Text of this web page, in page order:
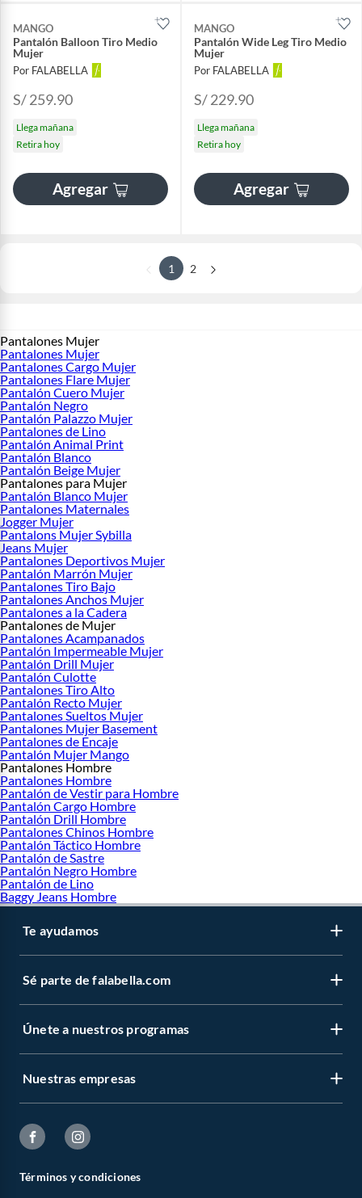
MANGO
Pantalón Balloon Tiro Medio
Mujer
Por FALABELLA
S/ 259.90
Llega mañana
Retira hoy
Agregar
MANGO
Pantalón Wide Leg Tiro Medio
Mujer
Por FALABELLA
S/ 229.90
Llega mañana
Retira hoy
Agregar
1 2
Pantalones Mujer
Pantalones Mujer
Pantalones Cargo Mujer
Pantalones Flare Mujer
Pantalón Cuero Mujer
Pantalón Negro
Pantalón Palazzo Mujer
Pantalones de Lino
Pantalón Animal Print
Pantalón Blanco
Pantalón Beige Mujer
Pantalones para Mujer
Pantalón Blanco Mujer
Pantalones Maternales
Jogger Mujer
Pantalons Mujer Sybilla
Jeans Mujer
Pantalones Deportivos Mujer
Pantalón Marrón Mujer
Pantalones Tiro Bajo
Pantalones Anchos Mujer
Pantalones a la Cadera
Pantalones de Mujer
Pantalones Acampanados
Pantalón Impermeable Mujer
Pantalón Drill Mujer
Pantalón Culotte
Pantalones Tiro Alto
Pantalón Recto Mujer
Pantalones Sueltos Mujer
Pantalones Mujer Basement
Pantalones de Encaje
Pantalón Mujer Mango
Pantalones Hombre
Pantalones Hombre
Pantalón de Vestir para Hombre
Pantalón Cargo Hombre
Pantalón Drill Hombre
Pantalones Chinos Hombre
Pantalón Táctico Hombre
Pantalón de Sastre
Pantalón Negro Hombre
Pantalón de Lino
Baggy Jeans Hombre
Te ayudamos
Sé parte de falabella.com
Únete a nuestros programas
Nuestras empresas
Términos y condiciones